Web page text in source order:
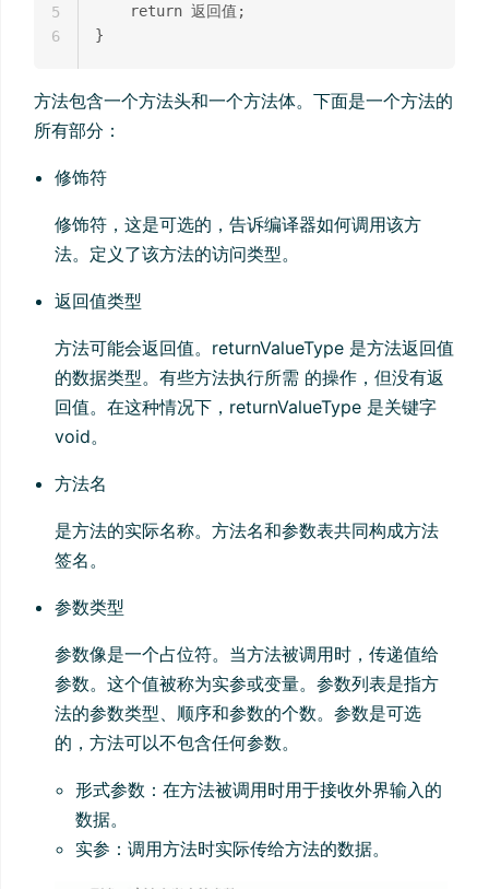
    return 返回值;
5
6
方法包含一个方法头和一个方法体。下面是一个方法的
所有部分：
修饰符
修饰符，这是可选的，告诉编译器如何调用该方
法。定义了该方法的访问类型。
返回值类型
方法可能会返回值。returnValueType 是方法返回值
的数据类型。有些方法执行所需 的操作，但没有返
回值。在这种情况下，returnValueType 是关键字
void。
方法名
是方法的实际名称。方法名和参数表共同构成方法
签名。
参数类型
参数像是一个占位符。当方法被调用时，传递值给
参数。这个值被称为实参或变量。参数列表是指方
法的参数类型、顺序和参数的个数。参数是可选
的，方法可以不包含任何参数。
形式参数：在方法被调用时用于接收外界输入的
数据。
实参：调用方法时实际传给方法的数据。